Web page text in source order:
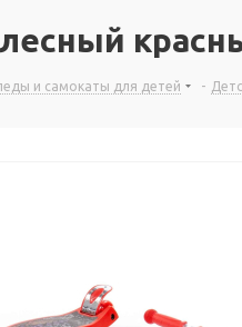
и самокаты для детей -